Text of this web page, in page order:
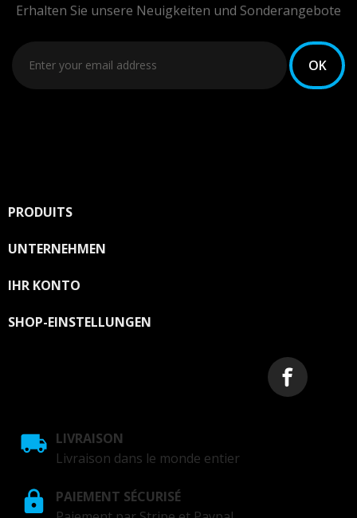
Erhalten Sie unsere Neuigkeiten und Sonderangebote
PRODUITS
UNTERNEHMEN
IHR KONTO
SHOP-EINSTELLUNGEN
LIVRAISON
Livraison dans le monde entier
PAIEMENT SÉCURISÉ